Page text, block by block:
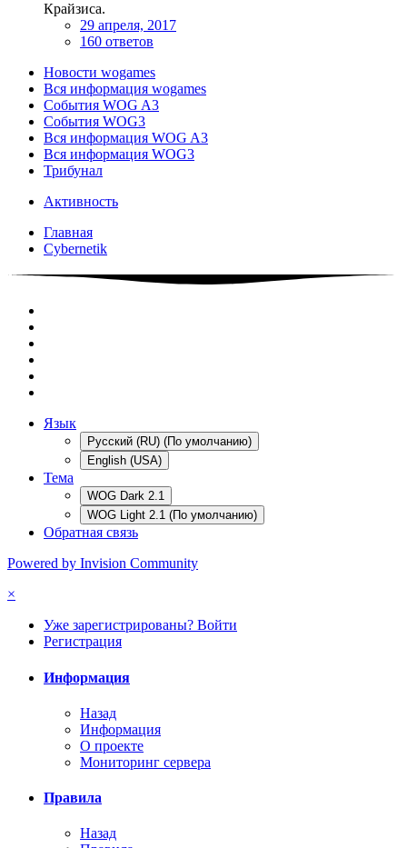
Крайзиса.
29 апреля, 2017
160 ответов
Новости wogames
Вся информация wogames
События WOG A3
События WOG3
Вся информация WOG A3
Вся информация WOG3
Трибунал
Активность
Главная
Cybernetik
Язык
Русский (RU) (По умолчанию)
English (USA)
Тема
WOG Dark 2.1
WOG Light 2.1 (По умолчанию)
Обратная связь
Powered by Invision Community
×
Уже зарегистрированы? Войти
Регистрация
Информация
Назад
Информация
О проекте
Мониторинг сервера
Правила
Назад